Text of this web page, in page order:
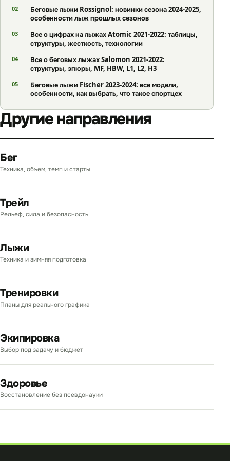
Беговые лыжи Rossignol: новинки сезона 2024-2025,
особенности лыж прошлых сезонов
Все о цифрах на лыжах Atomic 2021-2022: таблицы,
структуры, жесткость, технологии
Все о беговых лыжах Salomon 2021-2022:
структуры, эпюры, MF, HBW, L1, L2, H3
Беговые лыжи Fischer 2023-2024: все модели,
особенности, как выбрать, что такое спортцех
Другие направления
Бег
Техника, объем, темп и старты
Трейл
Рельеф, сила и безопасность
Лыжи
Техника и зимняя подготовка
Тренировки
Планы для реального графика
Экипировка
Выбор под задачу и бюджет
Здоровье
Восстановление без псевдонауки